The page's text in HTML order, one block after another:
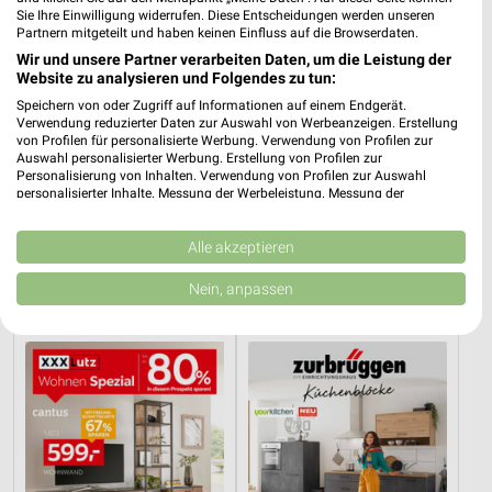
Noch heute gültig
Dieter Knoll
Gültig bis Fr. 14.08.
Sie Ihre Einwilligung widerrufen. Diese Entscheidungen werden unseren
Partnern mitgeteilt und haben keinen Einfluss auf die Browserdaten.
Wir und unsere Partner verarbeiten Daten, um die Leistung der
Website zu analysieren und Folgendes zu tun:
Speichern von oder Zugriff auf Informationen auf einem Endgerät.
Verwendung reduzierter Daten zur Auswahl von Werbeanzeigen. Erstellung
von Profilen für personalisierte Werbung. Verwendung von Profilen zur
Auswahl personalisierter Werbung. Erstellung von Profilen zur
Personalisierung von Inhalten. Verwendung von Profilen zur Auswahl
personalisierter Inhalte. Messung der Werbeleistung. Messung der
Kombinationen von Daten aus verschiedenen Quellen. Entwicklung und
Verbesserung der Angebote. Verwendung reduzierter Daten zur Auswahl
von Inhalten.
Daten können außerhalb der Europäischen Union weitergegeben und in die
USA gesendet werden.
Website/App.
Partnerliste anzeigen (1 IAB-Anbieter)
Wir nutzen Ihre Daten für folgende Zwecke:
IAB-Verarbeitungszwecke:
Speichern von oder Zugriff auf Informationen
auf einem Endgerät
Alle akzeptieren
Nein, anpassen